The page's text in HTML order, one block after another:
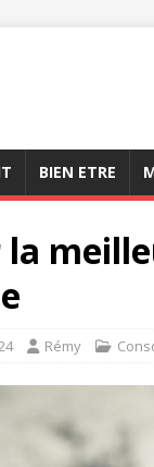
BIEN ETRE
la
Rémy